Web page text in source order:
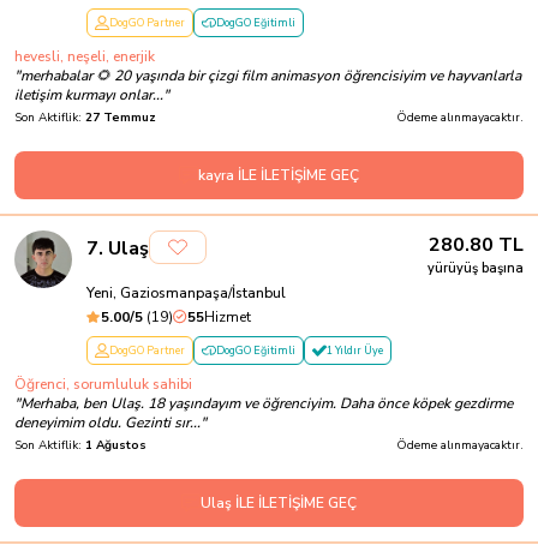
DogGO Partner DogGO Eğitimli
hevesli, neşeli, enerjik
"merhabalar 🌻 20 yaşında bir çizgi film animasyon öğrencisiyim ve hayvanlarla
iletişim kurmayı onlar..."
Son Aktiflik: 27 Temmuz Ödeme alınmayacaktır.
kayra İLE İLETİŞİME GEÇ
7. Ulaş 280.80 TL
yürüyüş başına
Yeni, Gaziosmanpaşa/İstanbul
5.00/5 (19) 55Hizmet
DogGO Partner DogGO Eğitimli 1 Yıldır Üye
Öğrenci, sorumluluk sahibi
"Merhaba, ben Ulaş. 18 yaşındayım ve öğrenciyim. Daha önce köpek gezdirme
deneyimim oldu. Gezinti sır..."
Son Aktiflik: 1 Ağustos Ödeme alınmayacaktır.
Ulaş İLE İLETİŞİME GEÇ